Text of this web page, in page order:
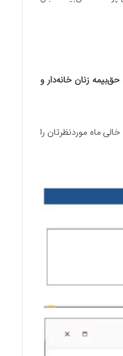
زنان خانه‌دار و
ماه موردنظرتان را